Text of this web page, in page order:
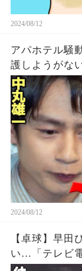
2024/08/12
アパホテル騒
護しようがな
期の若い頃か
2024/08/12
【卓球】早田
い…「テレビ
得した早田選